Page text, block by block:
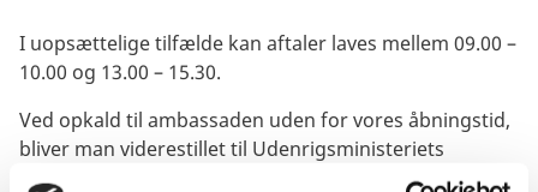
I uopsættelige tilfælde kan aftaler laves mellem 09.00 –
10.00 og 13.00 – 15.30.
Ved opkald til ambassaden uden for vores åbningstid,
bliver man viderestillet til Udenrigsministeriets
døgnåbne borgerservicecenter.